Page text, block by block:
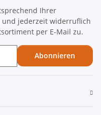
Ihrer
und jederzeit widerruflich
per E-Mail zu.
Abonnieren